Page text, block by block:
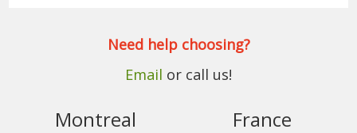
Need help choosing?
Email or call us!
Montreal France